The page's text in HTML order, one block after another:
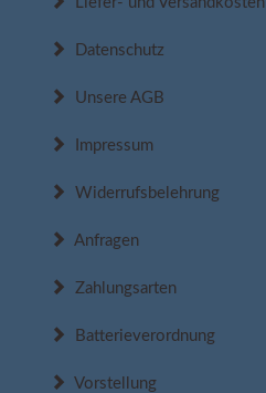
Datenschutz
Unsere AGB
Impressum
Widerrufsbelehrung
Anfragen
Zahlungsarten
Batterieverordnung
Vorstellung